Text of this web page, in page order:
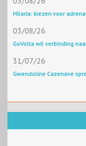
Hilaria: kiezen voor
03/08/26
GoVolta wil verbinding
31/07/26
Gwendoline Cazenave